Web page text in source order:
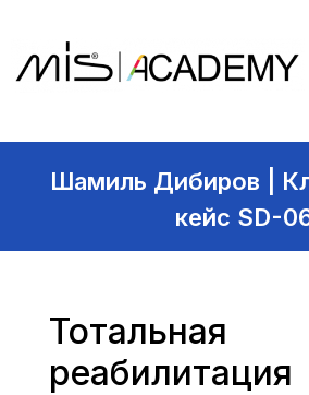
Шамиль Дибиров |
кейс SD-
Тотальная
реабилитация